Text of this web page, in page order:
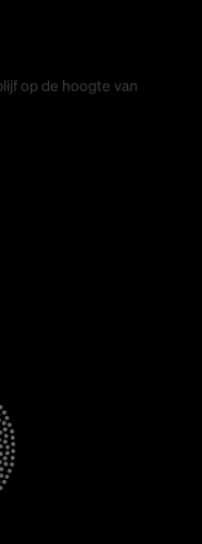
op de hoogte van